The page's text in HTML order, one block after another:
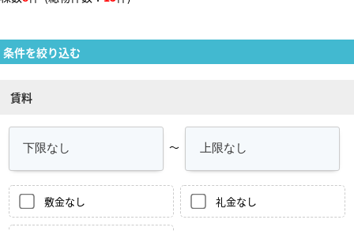
条件を絞り込む
賃料
～
敷金なし 礼金なし